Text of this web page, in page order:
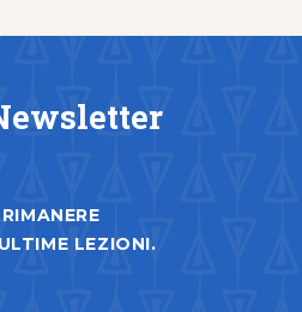
LEZIONI.